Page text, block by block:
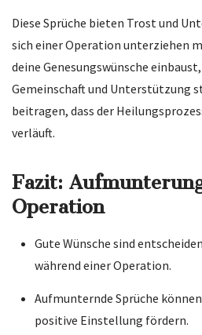
Diese Sprüche bieten Trost und
sich einer Operation unterziehen
deine Genesungswünsche
Gemeinschaft und Unterstützung
beitragen, dass der
verläuft.
Fazit:
Operation
Gute Wünsche sind
während einer Operation.
Aufmunternde Sprüche
positive Einstellung fördern.